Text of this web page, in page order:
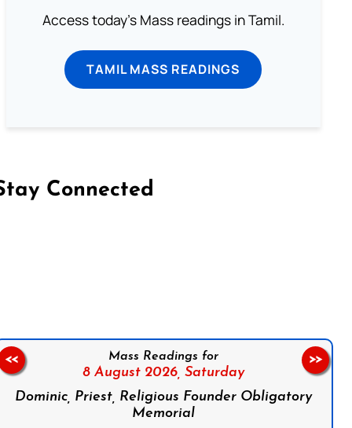
Access today's Mass readings in Tamil.
TAMIL MASS READINGS
Connected
Mass Readings for
8 August 2026, Saturday
Dominic, Priest, Religious Founder Obligatory
Memorial
<< >>